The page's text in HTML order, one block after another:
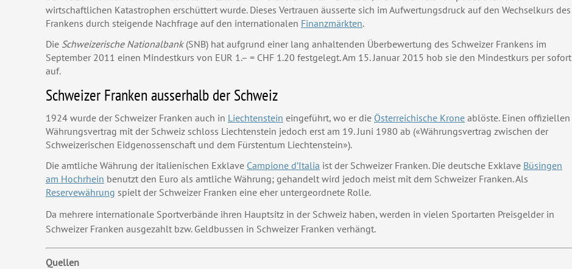
wirtschaftlichen Katastrophen erschüttert wurde. Dieses Vertrauen äusserte sich im Aufwertungsdruck auf den Wechselkurs des
Frankens durch steigende Nachfrage auf den internationalen Finanzmärkten.
Die Schweizerische Nationalbank (SNB) hat aufgrund einer lang anhaltenden Überbewertung des Schweizer Frankens im
September 2011 einen Mindestkurs von EUR 1.– = CHF 1.20 festgelegt. Am 15. Januar 2015 hob sie den Mindestkurs per sofort
auf.
Schweizer Franken ausserhalb der Schweiz
1924 wurde der Schweizer Franken auch in Liechtenstein eingeführt, wo er die Österreichische Krone ablöste. Einen offiziellen
Währungsvertrag mit der Schweiz schloss Liechtenstein jedoch erst am 19. Juni 1980 ab («Währungsvertrag zwischen der
Schweizerischen Eidgenossenschaft und dem Fürstentum Liechtenstein»).
Die amtliche Währung der italienischen Exklave Campione d’Italia ist der Schweizer Franken. Die deutsche Exklave Büsingen
am Hochrhein benutzt den Euro als amtliche Währung; gehandelt wird jedoch meist mit dem Schweizer Franken. Als
Reservewährung spielt der Schweizer Franken eine eher untergeordnete Rolle.
Da mehrere internationale Sportverbände ihren Hauptsitz in der Schweiz haben, werden in vielen Sportarten Preisgelder in
Schweizer Franken ausgezahlt bzw. Geldbussen in Schweizer Franken verhängt.
Quellen